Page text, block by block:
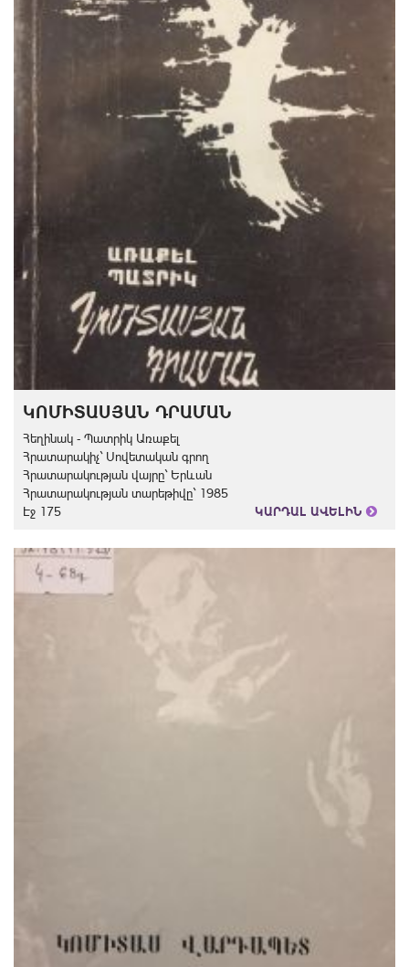
ԿՈՄԻՏԱՍՅԱՆ ԴՐԱՄԱՆ
Հեղինակ - Պատրիկ Առաքել
Հրատարակիչ` Սովետական գրող
Հրատարակության վայրը` Երևան
Հրատարակության տարեթիվը` 1985
Էջ 175
ԿԱՐԴԱԼ ԱՎԵԼԻՆ